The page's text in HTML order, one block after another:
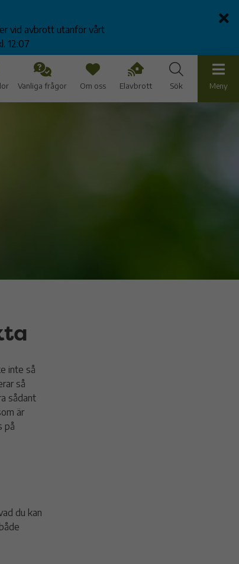
vid avbrott utanför vårt
12:07
Vanliga frågor Om oss Elavbrott Sök Meny
inte så
så
sådant
är
på
du kan